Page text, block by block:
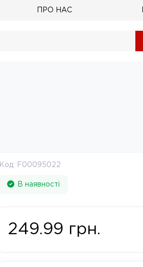
ПРО НАС
Код: F00095022
В наявності
249.99 грн.